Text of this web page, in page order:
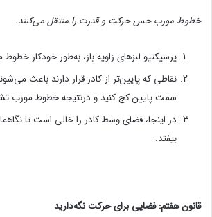
خطوط مورب حس حرکت و قدرت را منتقل می‌کنند.
پرسپکتیو لنزهای زاویه باز، به‌طور خودکار
نقاطی که پایین‌تر از کادر قرار دارند باعث
سمت پایین کج کنید و درنتیجه خطوط مورب
در اینجا، فضای وسط کادر را خالی است تا
بیفتد.
قانون هفتم: فضایی برای حرکت نگه‌دارید